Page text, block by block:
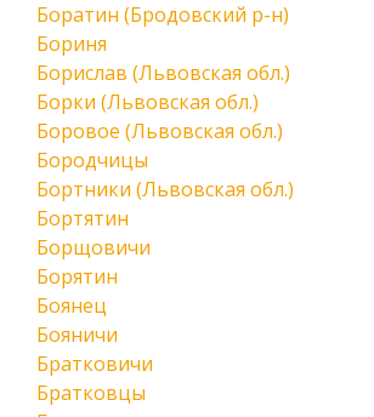
Боратин (Бродовский р-н)
Бориня
Борислав (Львовская обл.)
Борки (Львовская обл.)
Боровое (Львовская обл.)
Бородчицы
Бортники (Львовская обл.)
Бортятин
Борщовичи
Борятин
Боянец
Бояничи
Братковичи
Братковцы